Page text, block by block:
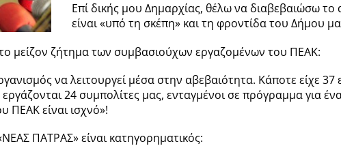
Επί δικής μου Δημαρχίας, θέλω να διαβεβαιώσω
είναι «υπό τη σκέπη» και τη φροντίδα του Δήμου
μείζον ζήτημα των συμβασιούχων εργαζομένων του ΠΕΑΚ:
να λειτουργεί μέσα στην αβεβαιότητα. Κάποτε είχε
24 συμπολίτες μας, ενταγμένοι σε πρόγραμμα για
ΠΕΑΚ είναι ισχνό»!
ΠΑΤΡΑΣ» είναι κατηγορηματικός: